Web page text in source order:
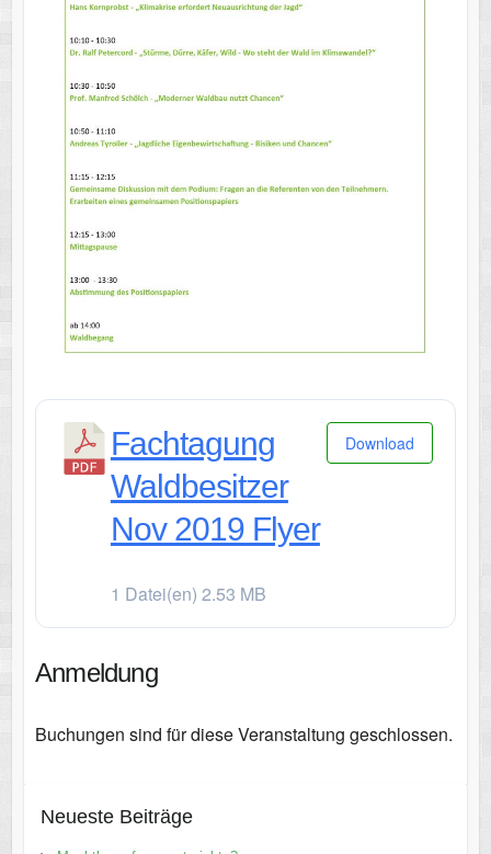
Fachtagung
Waldbesitzer
Nov 2019 Flyer
1 Datei(en) 2.53 MB
Download
Anmeldung
Buchungen sind für diese Veranstaltung geschlossen.
Neueste Beiträge